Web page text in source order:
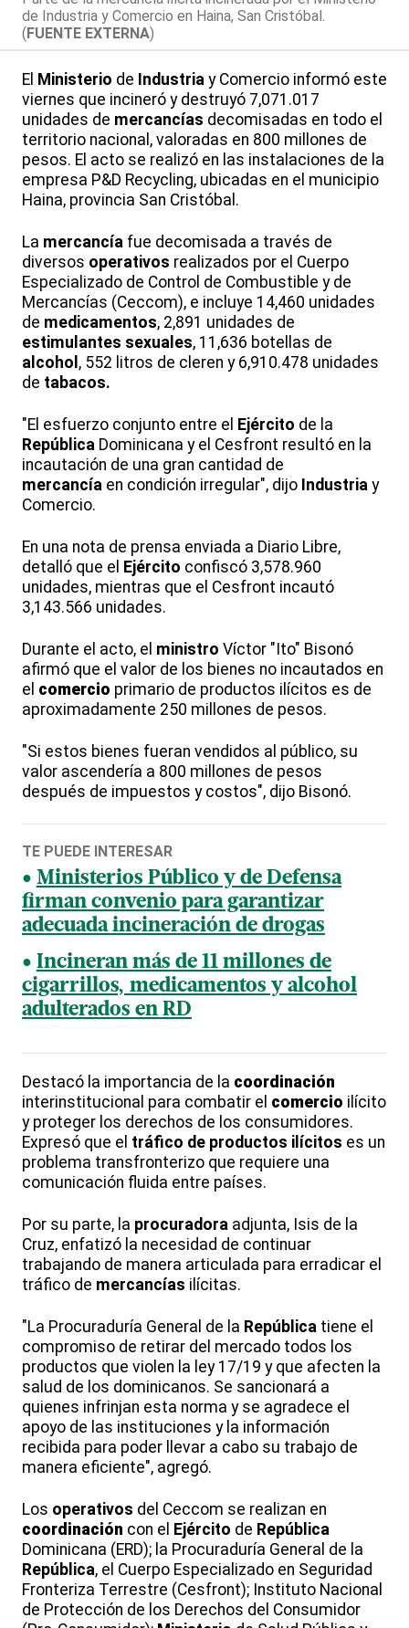
de Industria y Comercio en Haina, San Cristóbal.
(FUENTE EXTERNA)
El Ministerio de Industria y Comercio informó este
viernes que incineró y destruyó 7,071.017
unidades de mercancías decomisadas en todo el
territorio nacional, valoradas en 800 millones de
pesos. El acto se realizó en las instalaciones de la
empresa P&D Recycling, ubicadas en el municipio
Haina, provincia San Cristóbal.
La mercancía fue decomisada a través de
diversos operativos realizados por el Cuerpo
Especializado de Control de Combustible y de
Mercancías (Ceccom), e incluye 14,460 unidades
de medicamentos, 2,891 unidades de
estimulantes sexuales, 11,636 botellas de
alcohol , 552 litros de cleren y 6,910.478 unidades
de tabacos.
"El esfuerzo conjunto entre el Ejército de la
República Dominicana y el Cesfront resultó en la
incautación de una gran cantidad de
mercancía en condición irregular", dijo Industria y
Comercio.
En una nota de prensa enviada a Diario Libre,
detalló que el Ejército confiscó 3,578.960
unidades, mientras que el Cesfront incautó
3,143.566 unidades.
Durante el acto, el ministro Víctor "Ito" Bisonó
afirmó que el valor de los bienes no incautados en
el comercio primario de productos ilícitos es de
aproximadamente 250 millones de pesos.
"Si estos bienes fueran vendidos al público, su
valor ascendería a 800 millones de pesos
después de impuestos y costos", dijo Bisonó.
TE PUEDE INTERESAR
Ministerios Público y de Defensa
firman convenio para garantizar
adecuada incineración de drogas
Incineran más de 11 millones de
cigarrillos, medicamentos y alcohol
adulterados en RD
Destacó la importancia de la coordinación
interinstitucional para combatir el comercio ilícito
y proteger los derechos de los consumidores.
Expresó que el tráfico de productos ilícitos es un
problema transfronterizo que requiere una
comunicación fluida entre países.
Por su parte, la procuradora adjunta, Isis de la
Cruz, enfatizó la necesidad de continuar
trabajando de manera articulada para erradicar el
tráfico de mercancías ilícitas.
"La Procuraduría General de la República tiene el
compromiso de retirar del mercado todos los
productos que violen la ley 17/19 y que afecten la
salud de los dominicanos. Se sancionará a
quienes infrinjan esta norma y se agradece el
apoyo de las instituciones y la información
recibida para poder llevar a cabo su trabajo de
manera eficiente", agregó.
Los operativos del Ceccom se realizan en
coordinación con el Ejército de República
Dominicana (ERD); la Procuraduría General de la
República, el Cuerpo Especializado en Seguridad
Fronteriza Terrestre (Cesfront); Instituto Nacional
de Protección de los Derechos del Consumidor